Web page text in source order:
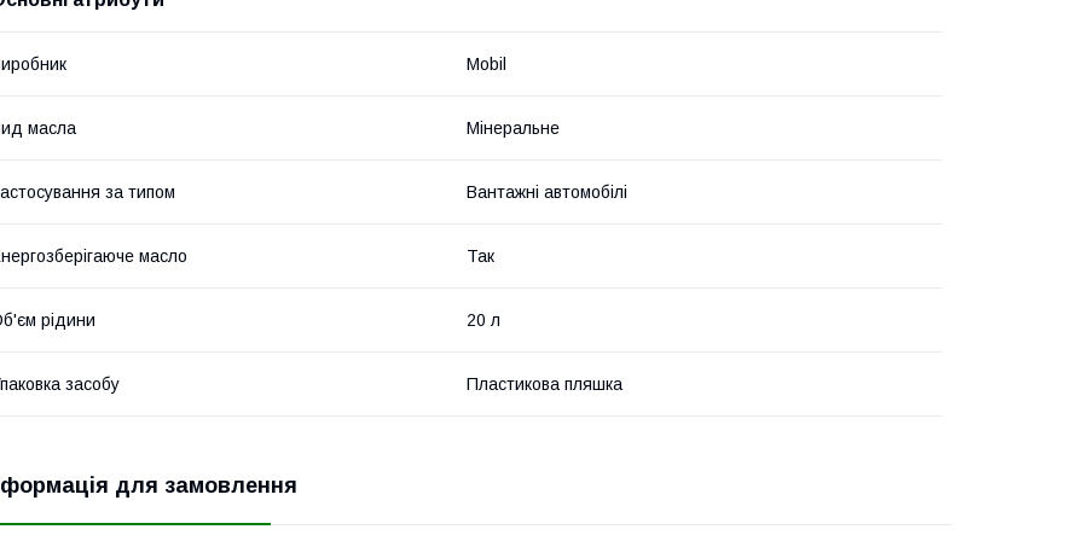
Mobil
масла Мінеральне
за типом Вантажні автомобілі
масло Так
рідини 20 л
засобу Пластикова пляшка
для замовлення